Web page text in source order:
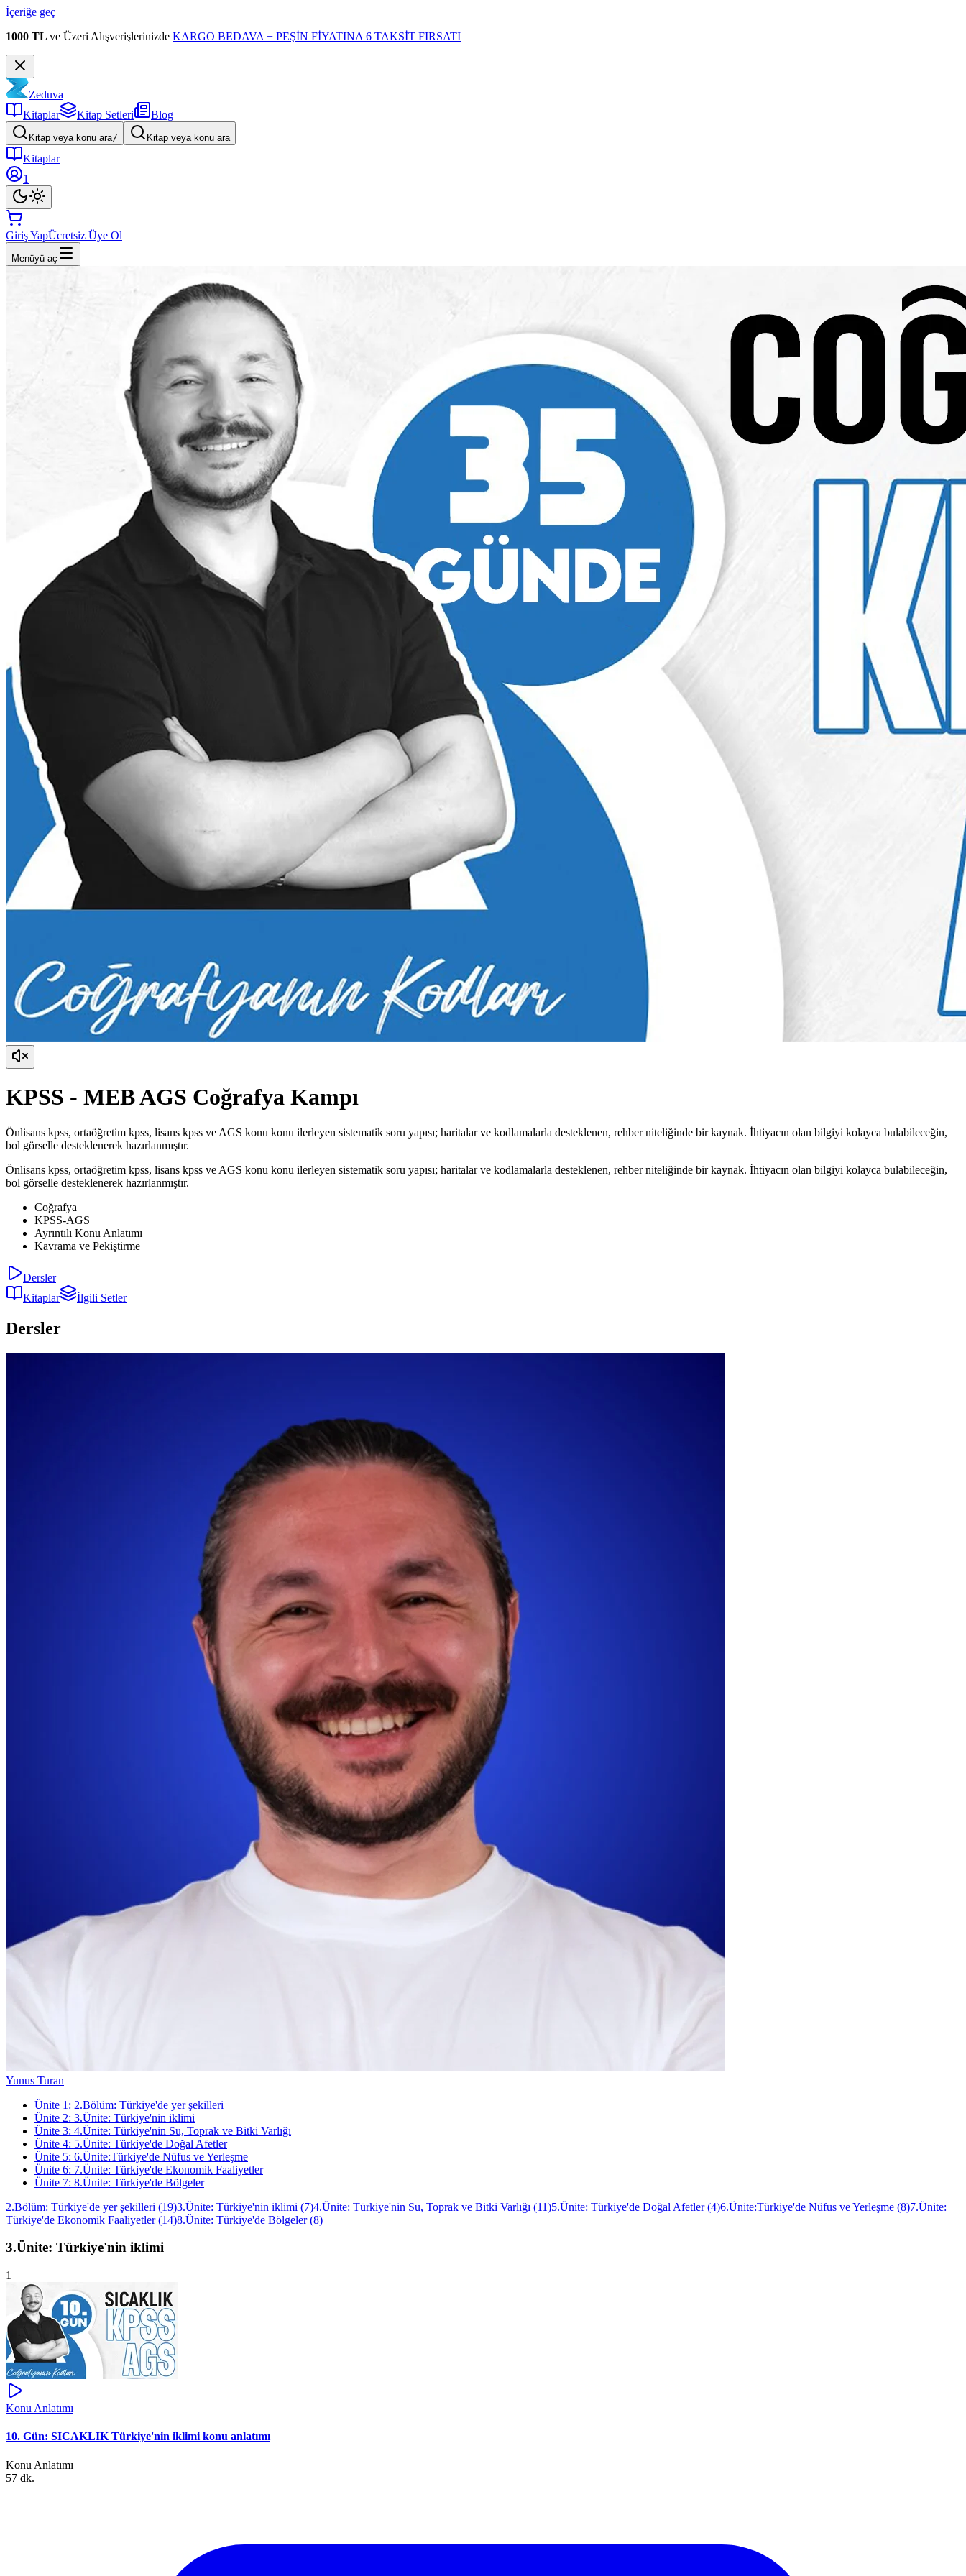
İçeriğe geç
1000 TL ve Üzeri Alışverişlerinizde KARGO BEDAVA + PEŞİN FİYATINA 6 TAKSİT FIRSATI
Zeduva
Kitaplar
Kitap Setleri Blog
Kitap veya konu ara/ Kitap veya konu ara
Kitaplar
1
Giriş YapÜcretsiz Üye Ol
Menüyü aç
KPSS - MEB AGS Coğrafya Kampı
Önlisans kpss, ortaöğretim kpss, lisans kpss ve AGS konu konu ilerleyen sistematik soru yapısı; haritalar ve kodlamalarla desteklenen, rehber niteliğinde bir kaynak. İhtiyacın olan bilgiyi kolayca bulabileceğin,
bol görselle desteklenerek hazırlanmıştır.
Önlisans kpss, ortaöğretim kpss, lisans kpss ve AGS konu konu ilerleyen sistematik soru yapısı; haritalar ve kodlamalarla desteklenen, rehber niteliğinde bir kaynak. İhtiyacın olan bilgiyi kolayca bulabileceğin,
bol görselle desteklenerek hazırlanmıştır.
Coğrafya
KPSS-AGS
Ayrıntılı Konu Anlatımı
Kavrama ve Pekiştirme
Dersler
Kitaplar
İlgili Setler
Dersler
Yunus Turan
Ünite 1 : 2.Bölüm: Türkiye'de yer şekilleri
Ünite 2: 3.Ünite: Türkiye'nin iklimi
Ünite 3: 4.Ünite: Türkiye'nin Su, Toprak ve Bitki Varlığı
Ünite 4: 5.Ünite: Türkiye'de Doğal Afetler
Ünite 5: 6.Ünite:Türkiye'de Nüfus ve Yerleşme
Ünite 6: 7.Ünite: Türkiye'de Ekonomik Faaliyetler
Ünite 7: 8.Ünite: Türkiye'de Bölgeler
2.Bölüm: Türkiye'de yer şekilleri (19)3.Ünite: Türkiye'nin iklimi (7)4.Ünite: Türkiye'nin Su, Toprak ve Bitki Varlığı (11)5.Ünite: Türkiye'de Doğal Afetler(4)6.Ünite:Türkiye'de Nüfus ve Yerleşme (8)7.Ünite:
Türkiye'de Ekonomik Faaliyetler(14)8.Ünite: Türkiye'de Bölgeler(8)
3.Ünite: Türkiye'nin iklimi
1
Konu Anlatımı
10. Gün: SICAKLIK Türkiye'nin iklimi konu anlatımı
Konu Anlatımı
57 dk.